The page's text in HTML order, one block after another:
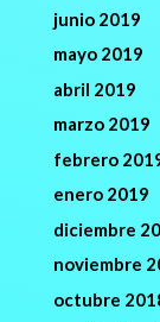
junio 2019
mayo 2019
abril 2019
marzo 2019
febrero
enero 2019
diciembre
noviembre
octubre